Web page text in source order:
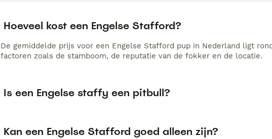
Hoeveel kost een Engelse Stafford?
De gemiddelde prijs voor een Engelse Stafford pup in Nederland ligt
factoren zoals de stamboom, de reputatie van de fokker en de locatie.
Is een Engelse staffy een pitbull?
Kan een Engelse Stafford goed alleen zijn?